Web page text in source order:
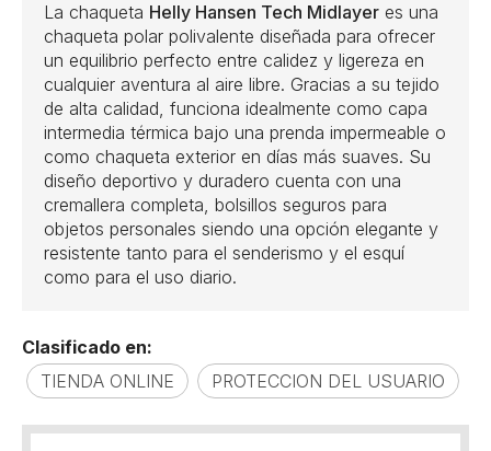
La chaqueta Helly Hansen Tech Midlayer es una
chaqueta polar polivalente diseñada para ofrecer
un equilibrio perfecto entre calidez y ligereza en
cualquier aventura al aire libre. Gracias a su tejido
de alta calidad, funciona idealmente como capa
intermedia térmica bajo una prenda impermeable o
como chaqueta exterior en días más suaves. Su
diseño deportivo y duradero cuenta con una
cremallera completa, bolsillos seguros para
objetos personales siendo una opción elegante y
resistente tanto para el senderismo y el esquí
como para el uso diario.
Clasificado en:
TIENDA ONLINE
PROTECCION DEL USUARIO